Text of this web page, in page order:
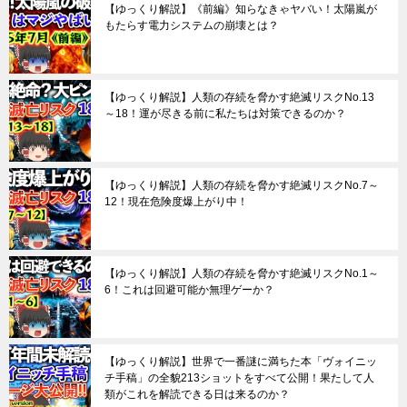
【ゆっくり解説】《前編》知らなきゃヤバい！太陽嵐が
もたらす電力システムの崩壊とは？
【ゆっくり解説】人類の存続を脅かす絶滅リスクNo.13
～18！運が尽きる前に私たちは対策できるのか？
【ゆっくり解説】人類の存続を脅かす絶滅リスクNo.7～
12！現在危険度爆上がり中！
【ゆっくり解説】人類の存続を脅かす絶滅リスクNo.1～
6！これは回避可能か無理ゲーか？
【ゆっくり解説】世界で一番謎に満ちた本「ヴォイニッ
チ手稿」の全貌213ショットをすべて公開！果たして人
類がこれを解読できる日は来るのか？